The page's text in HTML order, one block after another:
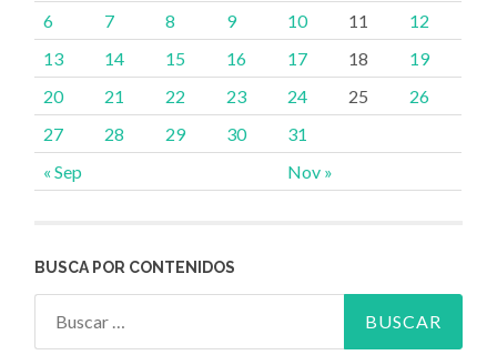
« Sep Nov »
6
7 8 9 10 11
12
13
14 15 16 17 18
19
20
21 22 23 24 25
26
27
28 29 30 31
BUSCA POR CONTENIDOS